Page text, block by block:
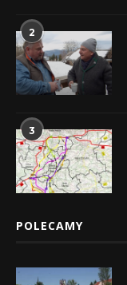
2
3
POLECAMY